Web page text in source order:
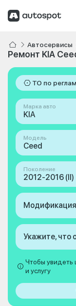
Автосервисы
Ремонт KIA
ТО по
Марка авто
KIA
Модель
Ceed
Поколение
2012-2016 (II)
Модификация
Укажите, что
Чтобы увидеть
и услугу